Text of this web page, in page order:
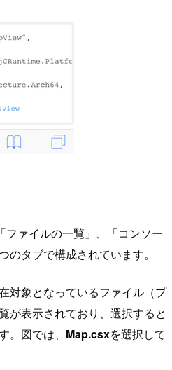
ファイルの一覧」、「コンソー
のタブで構成されています。
対象となっているファイル（プ
が表示されており、選択すると
。図では、 Map.csxを選択して